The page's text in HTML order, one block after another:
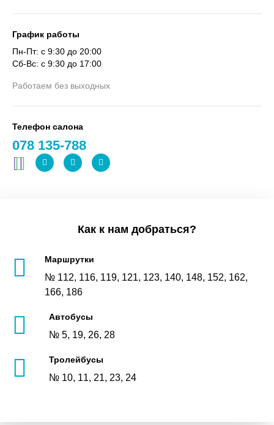
График работы
Пн-Пт: с 9:30 до 20:00
Сб-Вс: с 9:30 до 17:00
Работаем без выходных
Телефон салона
078 135-788
Как к нам добраться?
Маршрутки
№ 112, 116, 119, 121, 123, 140, 148, 152, 162,
166, 186
Автобусы
№ 5, 19, 26, 28
Тролейбусы
№ 10, 11, 21, 23, 24